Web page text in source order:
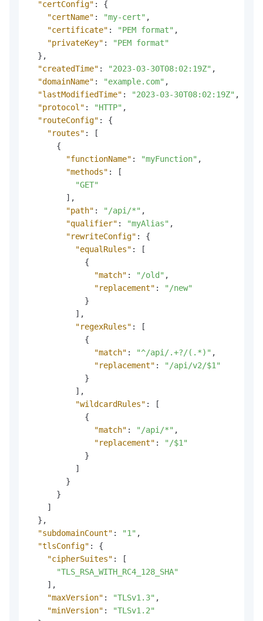
"certConfig" :
{
"certName" : "my-cert" ,
"certificate" : "PEM format" ,
"privateKey" :
"PEM format"
} ,
"createdTime" : "2023-03-30T08:02:19Z" ,
"domainName" : "example.com" ,
"lastModifiedTime" : "2023-03-30T08:02:19Z" ,
"protocol" : "HTTP" ,
"routeConfig" :
{
"routes" :
[
{
"functionName" : "myFunction" ,
"methods" :
[
"GET"
] ,
"path" : "/api/*" ,
"qualifier" : "myAlias" ,
"rewriteConfig" :
{
"equalRules" :
[
{
"match" : "/old" ,
"replacement" :
"/new"
}
] ,
"regexRules" :
[
{
"match" : "^/api/.+?/(.*)" ,
"replacement" :
"/api/v2/$1"
}
] ,
"wildcardRules" :
[
{
"match" : "/api/*" ,
"replacement" :
"/$1"
}
]
}
}
]
} ,
"subdomainCount" : "1" ,
"tlsConfig" :
{
"cipherSuites" :
[
"TLS_RSA_WITH_RC4_128_SHA"
] ,
"maxVersion" : "TLSv1.3" ,
"minVersion" :
"TLSv1.2"